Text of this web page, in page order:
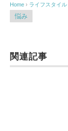
Home › ライフスタイル
悩み
関連記事